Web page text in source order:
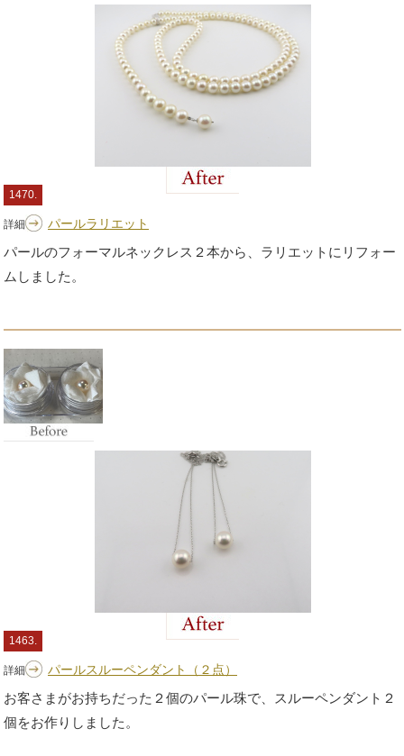
1470.
詳細 パールラリエット
パールのフォーマルネックレス２本から、ラリエットにリフォー
ムしました。
1463.
詳細 パールスルーペンダント（２点）
お客さまがお持ちだった２個のパール珠で、スルーペンダント２
個をお作りしました。